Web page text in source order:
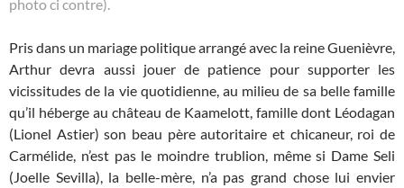
photo ci contre).
Pris dans un mariage politique arrangé avec la reine Guenièvre,
Arthur devra aussi jouer de patience pour supporter les
vicissitudes de la vie quotidienne, au milieu de sa belle famille
qu’il héberge au château de Kaamelott, famille dont Léodagan
(Lionel Astier) son beau père autoritaire et chicaneur, roi de
Carmélide, n’est pas le moindre trublion, même si Dame Seli
(Joelle Sevilla), la belle-mère, n’a pas grand chose lui envier